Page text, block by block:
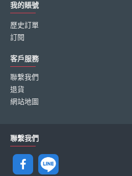
我的賬號
歷史訂單
訂閱
客戶服務
聯繫我們
退貨
網站地圖
聯繫我們